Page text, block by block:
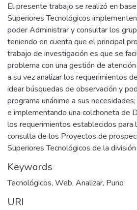
El presente trabajo se realizó en
Superiores Tecnológicos
poder Administrar y consultar los
teniendo en cuenta que el principal
trabajo de investigación es que se
problema con una gestión de
a su vez analizar los requerimientos
idear búsquedas de observación y
programa unánime a sus
e implementando una colchoneta de
los requerimientos establecidos para
consulta de los Proyectos de
Superiores Tecnológicos de la
Keywords
Tecnológicos, Web, Analizar, Puno
URI